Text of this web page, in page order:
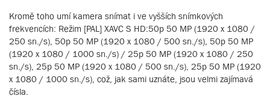
Kromě toho umí kamera snímat i ve vyšších snímkových
frekvencích: Režim [PAL] XAVC S HD:50p 50 MP (1920 x 1080 /
250 sn./s), 50p 50 MP (1920 x 1080 / 500 sn./s), 50p 50 MP
(1920 x 1080 / 1000 sn./s) / 25p 50 MP (1920 x 1080 / 250
sn./s), 25p 50 MP (1920 x 1080 / 500 sn./s), 25p 50 MP (1920
x 1080 / 1000 sn./s), což, jak sami uznáte, jsou velmi zajímavá
čísla.